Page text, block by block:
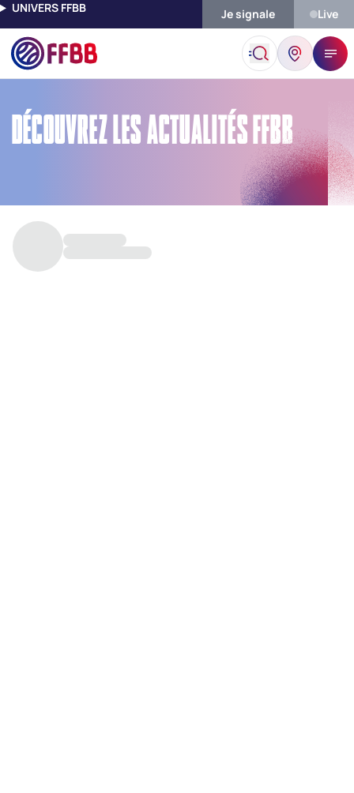
UNIVERS FFBB Je signale Live
Accueil Découvrez Les Actualités FFBB
DÉCOUVREZ LES ACTUALITÉS FFBB